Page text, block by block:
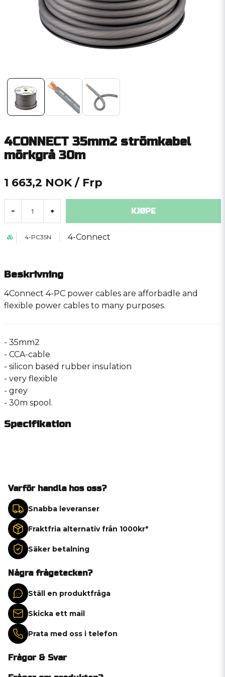
4CONNECT 35mm2 strömkabel
mörkgrå 30m
1 663,2 NOK / Frp
- + KJØPE
4-PC35N 4-Connect
Beskrivning
4Connect 4-PC power cables are afforbadle and
flexible power cables to many purposes.
- 35mm2
- CCA-cable
- silicon based rubber insulation
- very flexible
- grey
- 30m spool.
Specifikation
Varför handla hos oss?
Snabba leveranser
Fraktfria alternativ från 1000kr*
Säker betalning
Några frågetecken?
Ställ en produktfråga
Skicka ett mail
Prata med oss i telefon
Frågor & Svar